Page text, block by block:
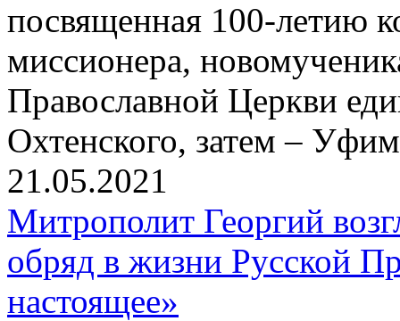
посвященная 100-летию
миссионера,
Православной Церкви
Охтенского, затем –
21.05.2021
Митрополит Георгий
обряд в жизни Русской
настоящее»